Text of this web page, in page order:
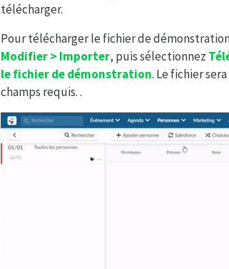
télécharger.
Pour télécharger le fichier de
Modifier > Importer, puis sélectionnez
le fichier de démonstration. Le fichier
champs requis. .